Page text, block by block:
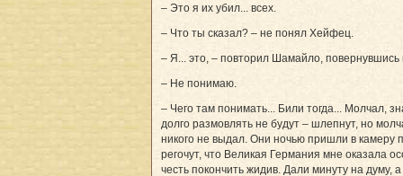
– Это я их убил... всех.
– Что ты сказал? – не понял Хейфец.
– Я... это, – повторил Шамайло, повернувшись
– Не понимаю.
– Чего там понимать... Били тогда... Молчал,
долго размовлять не будут – шлепнут, но
никого не выдал. Они ночью пришли в камеру
регочут, что Великая Германия мне оказала
честь покончить жидив. Дали минуту на думу,